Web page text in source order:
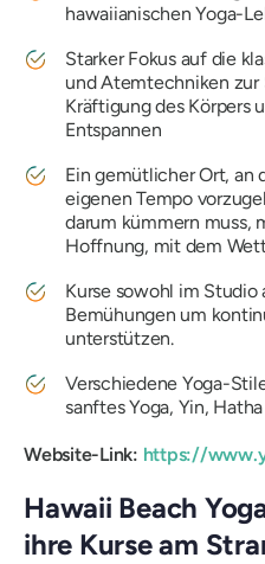
hawaiianischen Yoga-
Starker Fokus auf die
und Atemtechniken zur
Kräftigung des Körpers
Entspannen
Ein gemütlicher Ort, an
eigenen Tempo
darum kümmern muss,
Hoffnung, mit dem
Kurse sowohl im Studio
Bemühungen um
unterstützen.
Verschiedene Yoga-
sanftes Yoga, Yin,
Website-Link: https://
Hawaii Beach
ihre Kurse am